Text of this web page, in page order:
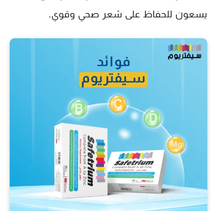
يسعون للحفاظ على شعر صحي وقوي.